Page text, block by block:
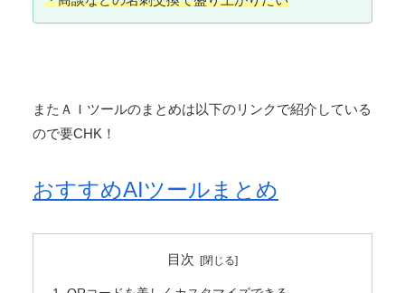
またＡＩツールのまとめは以下のリンクで紹介している
ので要CHK！
おすすめAIツールまとめ
目次